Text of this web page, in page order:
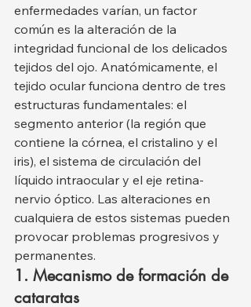
enfermedades varían, un factor
común es la alteración de la
integridad funcional de los delicados
tejidos del ojo. Anatómicamente, el
tejido ocular funciona dentro de tres
estructuras fundamentales: el
segmento anterior (la región que
contiene la córnea, el cristalino y el
iris), el sistema de circulación del
líquido intraocular y el eje retina-
nervio óptico. Las alteraciones en
cualquiera de estos sistemas pueden
provocar problemas progresivos y
permanentes.
1. Mecanismo de formación de
cataratas